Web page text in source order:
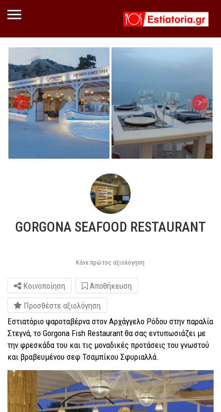
GORGONA SEAFOOD RESTAURANT
Κάνε πρώτος αξιολόγηση
Κοινοποίηση
Αποθήκευση
Προσθέστε αξιολόγηση
Εστιατόριο ψαροταβέρνα στον Αρχάγγελο Ρόδου στην παραλία
Στεγνά, το Gorgona Fish Restaurant θα σας εντυπωσιάζει με
την φρεσκάδα του και τις μοναδικές προτάσεις του γνωστού
και βραβευμένου σεφ Τσαμπίκου Σφυριαλλά.